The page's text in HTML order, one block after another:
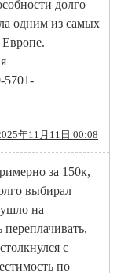
долго
одним из самых
Европе.
5701-
年11月11日 00:08
за 150к,
выбирал
на
с
по